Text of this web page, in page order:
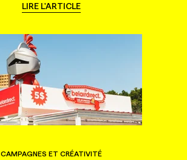
LIRE L'ARTICLE
CAMPAGNES ET CRÉATIVITÉ